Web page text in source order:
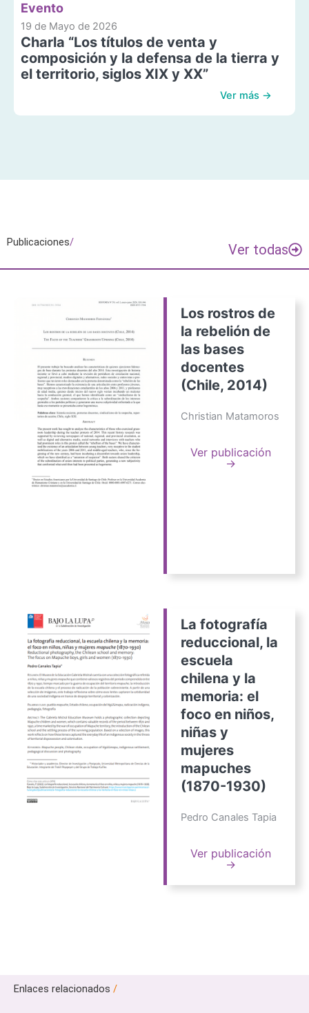
Evento
19 de Mayo de 2026
Charla “Los títulos de venta y
composición y la defensa de la tierra y
el territorio, siglos XIX y XX”
Ver más →
Publicaciones/ Ver todas
Los rostros de
la rebelión de
las bases
docentes
(Chile, 2014)
Christian Matamoros
Ver publicación
→
La fotografía
reduccional, la
escuela
chilena y la
memoria: el
foco en niños,
niñas y
mujeres
mapuches
(1870-1930)
Pedro Canales Tapia
Ver publicación
→
Enlaces relacionados /